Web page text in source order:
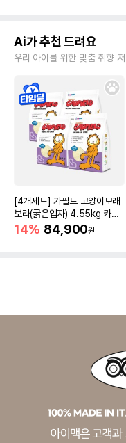
Ai가 추천 드려요
우리 아이를 위한 맞춤 취향
[4개세트] 가필드 고양이모래
보라(굵은입자) 4.55kg 카사
바모래
14% 84,900원